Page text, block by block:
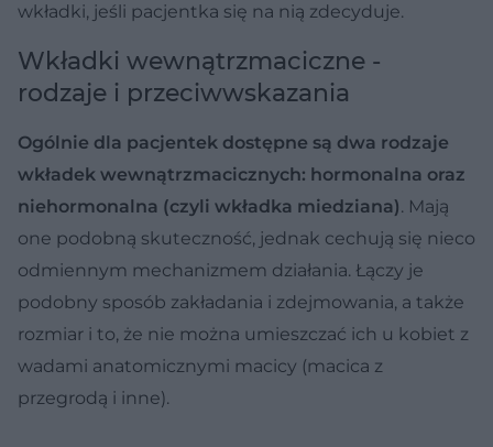
wkładki, jeśli pacjentka się na nią zdecyduje.
Wkładki wewnątrzmaciczne -
rodzaje i przeciwwskazania
Ogólnie dla pacjentek dostępne są dwa rodzaje
wkładek wewnątrzmacicznych: hormonalna oraz
niehormonalna (czyli wkładka miedziana). Mają
one podobną skuteczność, jednak cechują się nieco
odmiennym mechanizmem działania. Łączy je
podobny sposób zakładania i zdejmowania, a także
rozmiar i to, że nie można umieszczać ich u kobiet z
wadami anatomicznymi macicy (macica z
przegrodą i inne).